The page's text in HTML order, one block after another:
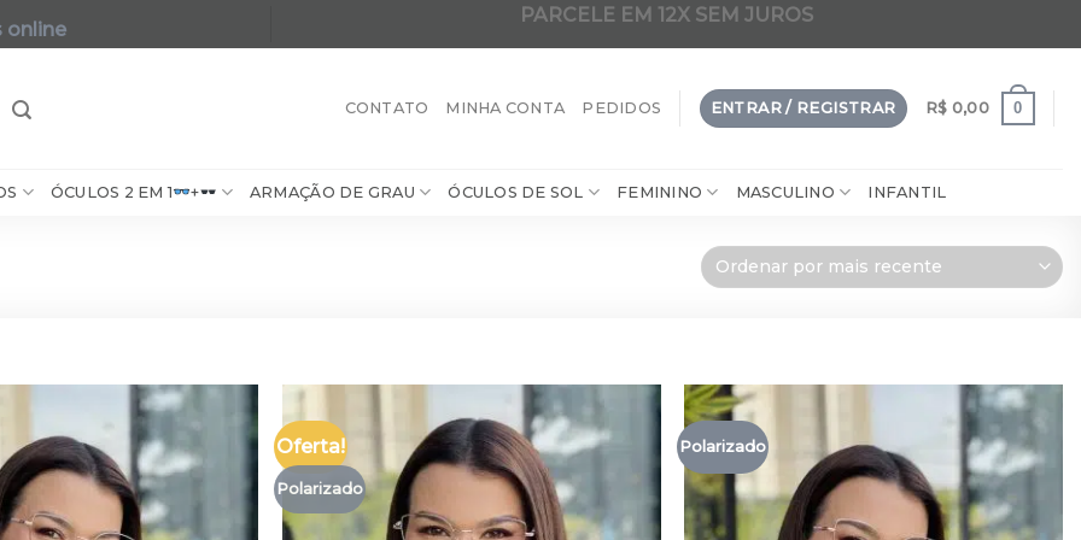
online
PARCELE EM 12X SEM JUROS
CONTATO MINHA CONTA PEDIDOS ENTRAR / REGISTRAR R$ 0,00 0
ÓCULOS 2 EM 1 + ARMAÇÃO DE GRAU ÓCULOS DE SOL FEMININO MASCULINO INFANTIL
Oferta!
Polarizado
Polarizado